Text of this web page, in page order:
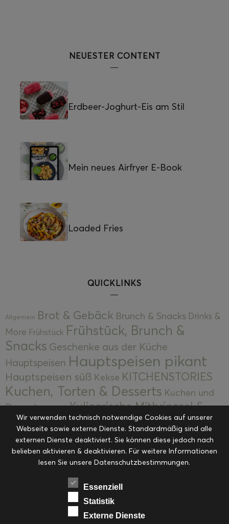
NEUESTER CONTENT
Erdbeer-Joghurt-Eis am Stil
Mein neues Airfryer E-Book
Loaded Fries
QUICKLINKS
Allgemein Brot & Gebäck Brunch & Snacks Drinks &
More Frühstück Frühstück, Brunch &
Snacks Geschenke aus der Küche
Hauptspeisen Hauptspeisen pikant
Hauptspeisen süß Kekse KITCHENSTORIES
Kuchen, Torten & Desserts Kuchen und
Desserts
Kulinarische Mitbringsel &
Eingemachtes Ohne Kategorie Ostern Resteküche
RezepteSaisonalSliderStartseite
Suppen, Salate & Vorspeisen Vorspeisen &
Vorspeisen, Salate & Suppen
Weihnachten Workshops & Events
Wir verwenden technisch notwendige Cookies auf unserer
Webseite sowie externe Dienste. Standardmäßig sind alle
externen Dienste deaktiviert. Sie können diese jedoch nach
belieben aktivieren & deaktivieren. Für weitere Informationen
lesen Sie unsere Datenschutzbestimmungen.
Essenziell
Statistik
Externe Dienste